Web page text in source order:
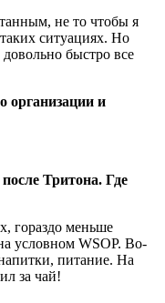
не то чтобы я
ситуациях. Но
быстро все
организации и
Тритона. Где
гораздо меньше
условном WSOP. Во-
питание. На
за чай!